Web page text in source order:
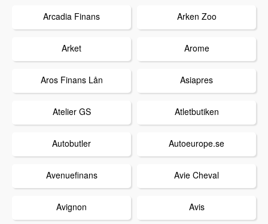
Arcadia Finans Arken Zoo
Arket Arome
Aros Finans Lån Asiapres
Atelier GS Atletbutiken
Autobutler Autoeurope.se
Avenuefinans Avie Cheval
Avignon Avis